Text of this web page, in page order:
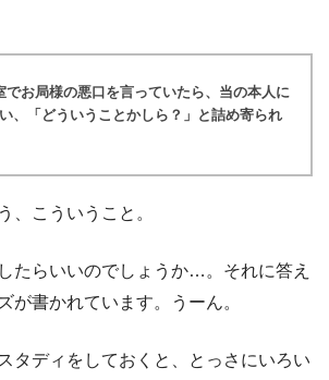
お局様の悪口を言っていたら、当の本人に
、「どういうことかしら？」と詰め寄られ
、こういうこと。
たらいいのでしょうか…。それに答え
が書かれています。うーん。
タディをしておくと、とっさにいろい